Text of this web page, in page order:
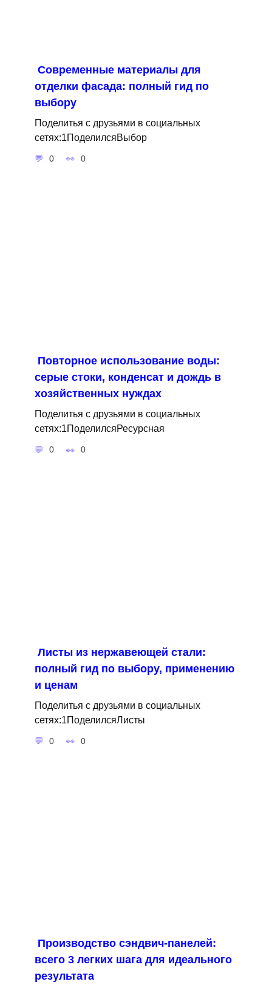
Современные материалы для
отделки фасада: полный гид по
выбору
Поделитья с друзьями в социальных
сетях:1ПоделилсяВыбор
0 0
Повторное использование воды:
серые стоки, конденсат и дождь в
хозяйственных нуждах
Поделитья с друзьями в социальных
сетях:1ПоделилсяРесурсная
0 0
Листы из нержавеющей стали:
полный гид по выбору, применению
и ценам
Поделитья с друзьями в социальных
сетях:1ПоделилсяЛисты
0 0
Производство сэндвич-панелей:
всего 3 легких шага для идеального
результата